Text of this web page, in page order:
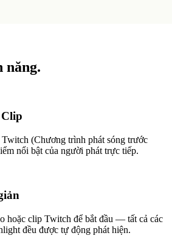
năng.
(Chương trình phát sóng trước
nổi bật của người phát trực tiếp.
hoặc clip Twitch để bắt đầu — tất cả các
đều được tự động phát hiện.